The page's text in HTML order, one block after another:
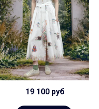
19 100 руб